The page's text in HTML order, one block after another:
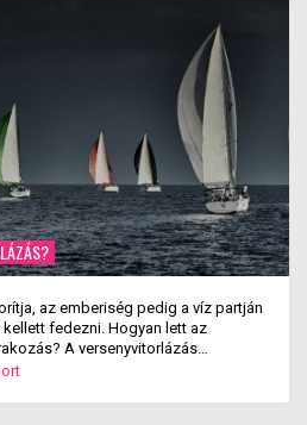
az emberiség pedig a víz partján
fedezni. Hogyan lett az
A versenyvitorlázás